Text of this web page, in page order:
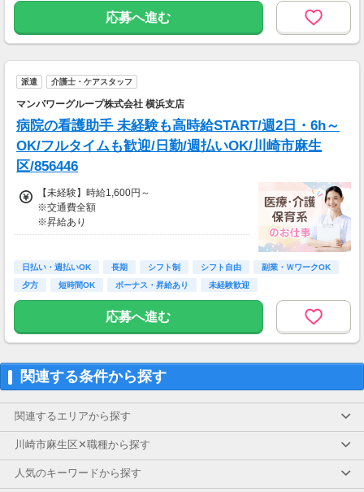
※資格手当あり（時給50円～UP/資格の種類に
よって異なる）
※日払いも週払いOK（規定あり）
週払い：金曜日締め最短翌週火曜日にお給料GE
T♪
※交通費：別途全額支給
応募へ進む
派遣 介護士・ケアスタッフ
マンパワーグループ株式会社 横浜支店
病院の看護助手 未経験も高時給START/週2日・6h～
OK/フルタイムも歓迎/日勤/週払いOK/川崎市麻生
区/856446
【未経験】時給1,600円～
※交通費全額
※昇給あり
◎日勤／未経験の場合
・日収(1,600*8)円（時給1,600円×8h）
とも！
※資格手当あり（時給50円～UP/資格の種類に
支払方法：日払い・週払い
※日払いも週払いOK（規定あり）
週払い：金曜日締め最短翌週火曜日にお給料GE
T♪
日払い・週払いOK 長期 シフト制 シフト自由
副業・ＷワークOK
夕方
短時間OK ボーナス・昇給あり 未経験歓迎
応募へ進む
関連する条件から探す
関連するエリアから探す
川崎市麻生区✕職種から探す
人気のキーワードから探す